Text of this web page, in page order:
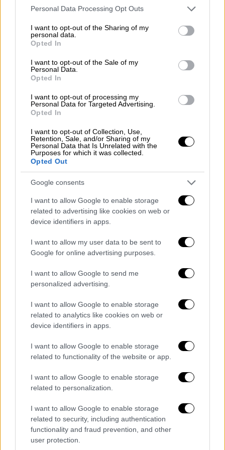
Please note that this website/app uses one or more Google
not limited to your visit or usage behaviour. You may click to
grant or deny consent to Google and its third-party tags to
use your data for below specified purposes in below Google
consent section.
Personal Data Processing Opt Outs
I want to opt-out of the Sharing of my
personal data.
Opted In
I want to opt-out of the Sale of my
Personal Data.
Opted In
I want to opt-out of processing my
Personal Data for Targeted Advertising.
Opted In
I want to opt-out of Collection, Use,
Retention, Sale, and/or Sharing of my
Personal Data that Is Unrelated with the
Purposes for which it was collected.
Opted Out
Google consents
I want to allow Google to enable storage
related to advertising like cookies on web or
device identifiers in apps.
I want to allow my user data to be sent to
Google for online advertising purposes.
I want to allow Google to send me
personalized advertising.
I want to allow Google to enable storage
related to analytics like cookies on web or
device identifiers in apps.
I want to allow Google to enable storage
related to functionality of the website or app.
I want to allow Google to enable storage
related to personalization.
I want to allow Google to enable storage
related to security, including authentication
functionality and fraud prevention, and other
user protection.
Τζιτζικώστα για να ενταχθεί το έργο στην
ολοκληρωθεί η κατασκευή του ντεκ τότε ο
ποδηλατόδρομος, ενδεχομένως, να
επιτρέψει πάνω στο πεζοδρόμιο» δήλωσε
ethnos.gr o τεχνικός σύμβουλος του
δημάρχου Θεσσαλονίκης Δημήτρης Μήτρου
και πρόσθεσε: «Το τελικό πλάνο του Σχεδίου
Βιώσιμης Αστικής Κινητικότητας (ΣΒΑΚ)-
πάντα με ορίζοντα το 2030- προβλέπει την
πλήρη αναδιάταξη της παλιάς παραλίας και
την μετατροπή της σε δρόμο ήπιας
κυκλοφορίας.
Αυτό όμως δεν μπορεί να γίνει
τώρα αποσπασματικά γιατί προϋποθέτει να
γίνουν μια σειρά άλλων κυκλοφοριακών
αλλαγών (ανασυγκρότηση ΟΑΣΘ, fly over,
ΔΙΑΒΑΣΤΕ ΕΠΙΣΗΣ
Υγεία|28.12.2021 15:37
καραντίνα για ασυμπτωματικούς - Τι
ισχύει για υγειονομικούς
Ελλάδα|28.12.2021 15:30
Ποινική δίωξη για πλημμέλημα στον
τράπερ Light για τις πόζες με όπλα
στα social media - Τι βρέθηκε στο
σπίτι του
Ελλάδα|28.12.2021 15:19
«Θεματοφύλακες»: Αποκαλυπτικό